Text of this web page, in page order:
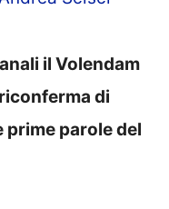
il Volendam
di
prime parole del